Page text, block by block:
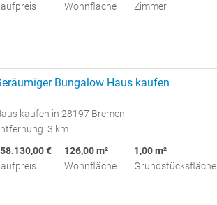
Wohnfläche
Zimmer
Bungalow Haus kaufen
kaufen in 28197 Bremen
3 km
€
126,00 m²
Wohnfläche
1,00 m²
Grundstücksfläche